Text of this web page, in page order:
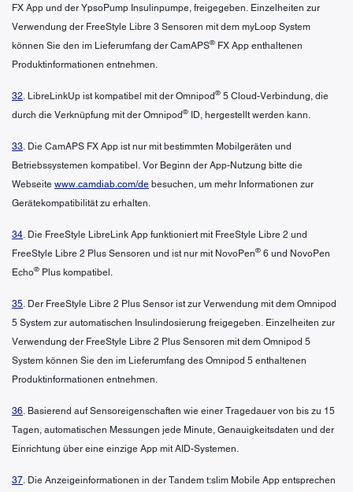
FX App und der YpsoPump Insulinpumpe, freigegeben. Einzelheiten zur
Verwendung der FreeStyle Libre 3 Sensoren mit dem myLoop System
können Sie den im Lieferumfang der CamAPS® FX App enthaltenen
Produktinformationen entnehmen.
32. LibreLinkUp ist kompatibel mit der Omnipod® 5 Cloud-Verbindung, die
durch die Verknüpfung mit der Omnipod® ID, hergestellt werden kann.
33. Die CamAPS FX App ist nur mit bestimmten Mobilgeräten und
Betriebssystemen kompatibel. Vor Beginn der App-Nutzung bitte die
Webseite www.camdiab.com/de besuchen, um mehr Informationen zur
Gerätekompatibilität zu erhalten.
34. Die FreeStyle LibreLink App funktioniert mit FreeStyle Libre 2 und
FreeStyle Libre 2 Plus Sensoren und ist nur mit NovoPen® 6 und NovoPen
Echo® Plus kompatibel.
35. Der FreeStyle Libre 2 Plus Sensor ist zur Verwendung mit dem Omnipod
5 System zur automatischen Insulindosierung freigegeben. Einzelheiten zur
Verwendung der FreeStyle Libre 2 Plus Sensoren mit dem Omnipod 5
System können Sie den im Lieferumfang des Omnipod 5 enthaltenen
Produktinformationen entnehmen.
36. Basierend auf Sensoreigenschaften wie einer Tragedauer von bis zu 15
Tagen, automatischen Messungen jede Minute, Genauigkeitsdaten und der
Einrichtung über eine einzige App mit AID-Systemen.
37. Die Anzeigeinformationen in der Tandem t:slim Mobile App entsprechen